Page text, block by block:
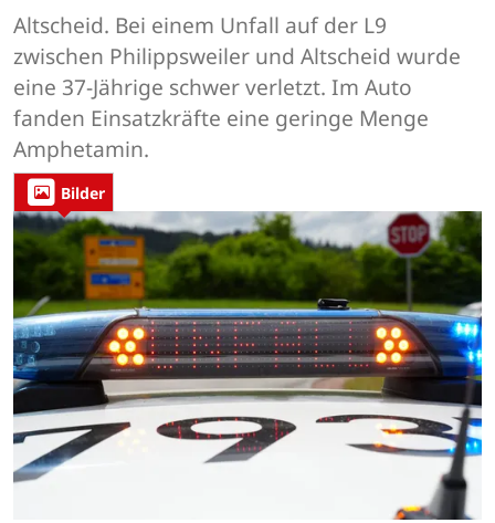
Altscheid. Bei einem Unfall auf der L9
zwischen Philippsweiler und Altscheid wurde
eine 37-Jährige schwer verletzt. Im Auto
fanden Einsatzkräfte eine geringe Menge
Amphetamin.
Bilder